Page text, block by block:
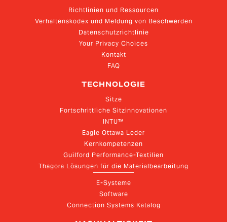
Richtlinien und Ressourcen
Verhaltenskodex und Meldung von Beschwerden
Datenschutzrichtlinie
Your Privacy Choices
Kontakt
FAQ
TECHNOLOGIE
Sitze
Fortschrittliche Sitzinnovationen
INTU™
Eagle Ottawa Leder
Kernkompetenzen
Guilford Performance-Textilien
Thagora Lösungen für die Materialbearbeitung
E-Systeme
Software
Connection Systems Katalog